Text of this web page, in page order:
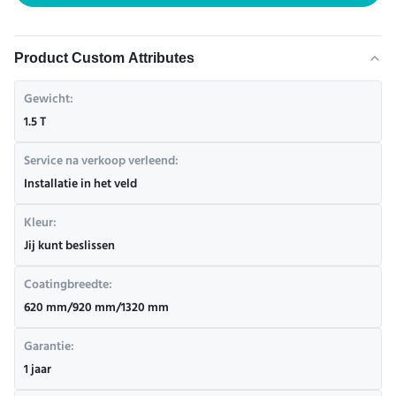
Product Custom Attributes
Gewicht:
1.5 T
Service na verkoop verleend:
Installatie in het veld
Kleur:
Jij kunt beslissen
Coatingbreedte:
620 mm/920 mm/1320 mm
Garantie:
1 jaar